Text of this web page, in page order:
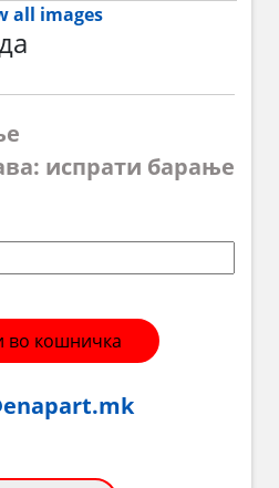
all images
испрати барање
во кошничка